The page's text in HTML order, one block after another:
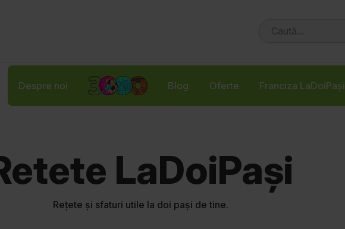
Despre noi Blog Oferte Franciza LaDoiPași
LaDoiPași
Rețete și sfaturi utile la doi pași de tine.